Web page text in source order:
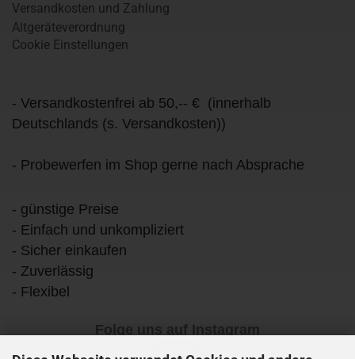
Versandkosten und Zahlung
Altgeräteverordnung
Cookie Einstellungen
- Versandkostenfrei ab 50,-- € (innerhalb
Deutschlands (s. Versandkosten))
- Probewerfen im Shop gerne nach Absprache
- günstige Preise
- Einfach und unkompliziert
- Sicher einkaufen
- Zuverlässig
- Flexibel
Folge uns auf Instagram